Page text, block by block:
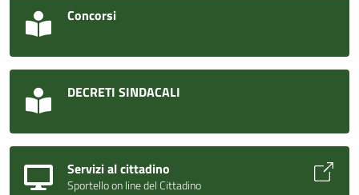
Concorsi
DECRETI SINDACALI
Servizi al cittadino
Sportello on line del Cittadino